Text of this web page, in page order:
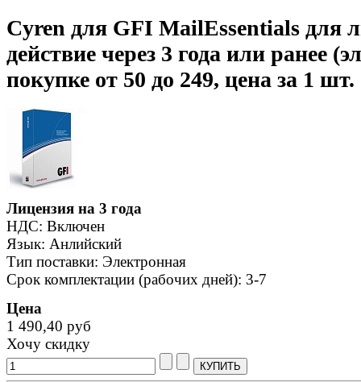
Cyren для GFI MailEssentials для
действие через 3 года или ранее
покупке от 50 до 249, цена за 1 шт.
Лицензия на 3 года
НДС: Включен
Язык: Анлийский
Тип поставки: Электронная
Срок комплектации (рабочих дней): 3-7
Цена
1 490,40 руб
Хочу скидку